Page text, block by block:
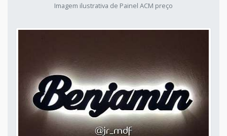
Imagem ilustrativa de Painel ACM preço